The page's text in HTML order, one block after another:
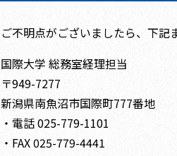
ご不明点がございましたら、下記
国際大学 総務室経理担当
〒949-7277
新潟県南魚沼市国際町777番地
・電話 025-779-1101
・FAX 025-779-4441